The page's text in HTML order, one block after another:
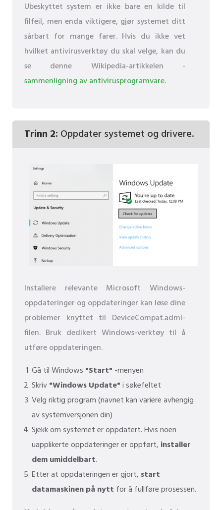
Ubeskyttet system er ikke bare en kilde til
filfeil, men enda viktigere, gjør systemet ditt
sårbart for mange farer. Hvis du ikke vet
hvilket antivirusverktøy du skal velge, kan du
se denne Wikipedia-artikkelen -
sammenligning av antivirusprogramvare.
Trinn 2: Oppdater systemet og drivere.
Installere relevante Microsoft Windows-
oppdateringer og oppdateringer kan løse dine
problemer knyttet til DeviceCompat.adml-
filen. Bruk dedikert Windows-verktøy til å
utføre oppdateringen.
Gå til Windows "Start" -menyen
Skriv"Windows Update"i søkefeltet
Velg riktig program (navnet kan variere avhengig
av systemversjonen din)
Sjekk om systemet er oppdatert. Hvis noen
uapplikerte oppdateringer er oppført, installer
dem umiddelbart.
Etter at oppdateringen er gjort, start
datamaskinen på nytt for å fullføre prosessen.